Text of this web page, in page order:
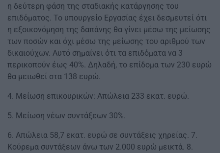
η δεύτερη φάση της σταδιακής κατάργησης του
επιδόματος. Το υπουργείο Εργασίας έχει δεσμευτεί ότι
η εξοικονόμηση της δαπάνης θα γίνει μέσω της μείωσης
των ποσών και όχι μέσω της μείωσης του αριθμού των
δικαιούχων. Αυτό σημαίνει ότι τα επιδόματα να 3
περικοπούν έως 40%. Δηλαδή, το επίδομα των 230 ευρώ
θα μειωθεί στα 138 ευρώ.
4. Μείωση επικουρικών: Απώλεια 233 εκατ. ευρώ.
5. Μείωση νέων συντάξεων 30%.
6. Απώλεια 58,7 εκατ. ευρώ σε συντάξεις χηρείας. 7.
Κούρεμα συντάξεων άνω των 2.000 ευρώ μεικτά. 8.